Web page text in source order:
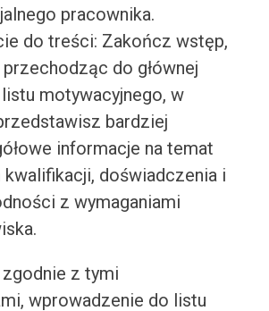
pracownika.
do treści: Zakończ wstęp,
przechodząc do głównej
motywacyjnego, w
bardziej
informacje na temat
kwalifikacji, doświadczenia i
z wymaganiami
z tymi
wprowadzenie do listu